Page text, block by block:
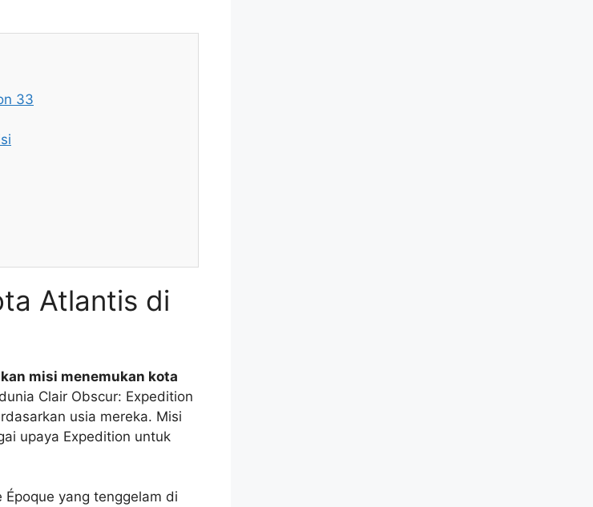
33
Atlantis di
misi menemukan kota
Clair Obscur: Expedition
usia mereka. Misi
upaya Expedition untuk
yang tenggelam di